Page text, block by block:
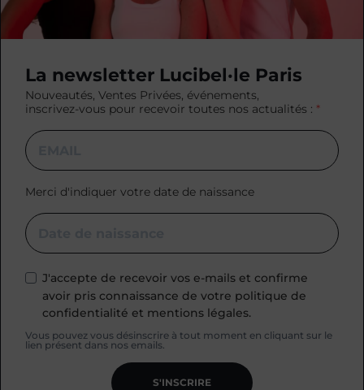
La newsletter Lucibel·le Paris
Nouveautés, Ventes Privées, événements,
inscrivez-vous pour recevoir toutes nos actualités :
Merci d'indiquer votre date de naissance
J'accepte de recevoir vos e-mails et confirme
avoir pris connaissance de votre politique de
confidentialité et mentions légales.
Vous pouvez vous désinscrire à tout moment en cliquant sur le
lien présent dans nos emails.
S'INSCRIRE